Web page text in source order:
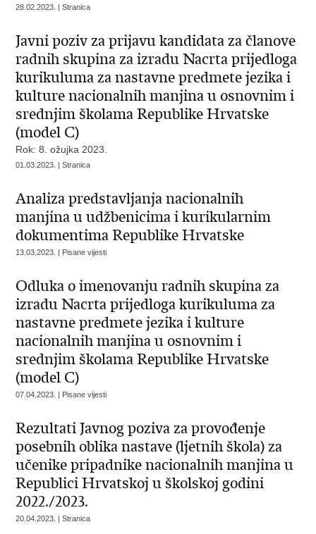
28.02.2023. | Stranica
Javni poziv za prijavu kandidata za članove
radnih skupina za izradu Nacrta prijedloga
kurikuluma za nastavne predmete jezika i
kulture nacionalnih manjina u osnovnim i
srednjim školama Republike Hrvatske
(model C)
Rok: 8. ožujka 2023.
01.03.2023. | Stranica
Analiza predstavljanja nacionalnih
manjina u udžbenicima i kurikularnim
dokumentima Republike Hrvatske
13.03.2023. | Pisane vijesti
Odluka o imenovanju radnih skupina za
izradu Nacrta prijedloga kurikuluma za
nastavne predmete jezika i kulture
nacionalnih manjina u osnovnim i
srednjim školama Republike Hrvatske
(model C)
07.04.2023. | Pisane vijesti
Rezultati Javnog poziva za provođenje
posebnih oblika nastave (ljetnih škola) za
učenike pripadnike nacionalnih manjina u
Republici Hrvatskoj u školskoj godini
2022./2023.
20.04.2023. | Stranica